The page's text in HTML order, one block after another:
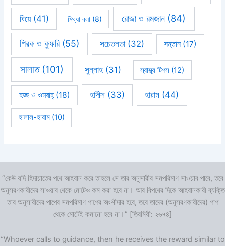
বিয়ে(41) মিথ্যা বলা(8) রোজা ও রমজান (84)
শিরক ও কুফরি(55) সচেতনতা(32) সন্তান(17)
সালাত(101) সুন্নাহ (31) স্বাস্থ্য টিপস (12)
হজ্জ ও ওমরাহ্‌(18) হাদীস(33) হারাম (44)
হালাল-হারাম(10)
“কেউ যদি হিদায়াতের পথে আহবান করে তাহলে সে তার অনুসারীর সমপরিমাণ সাওয়াব পাবে, তবে
অনুসরণকারীদের সাওয়াব থেকে মোটেও কম করা হবে না। আর বিপথের দিকে আহবানকারী ব্যক্তি
তার অনুসারীদের পাপের সমপরিমাণ পাপের অংশীদার হবে, তবে তাদের (অনুসরণকারীদের) পাপ
থেকে মোটেই কমানো হবে না।” [তিরমিযী: ২৬৭৪]
“Whoever calls to guidance, then he receives the reward similar to